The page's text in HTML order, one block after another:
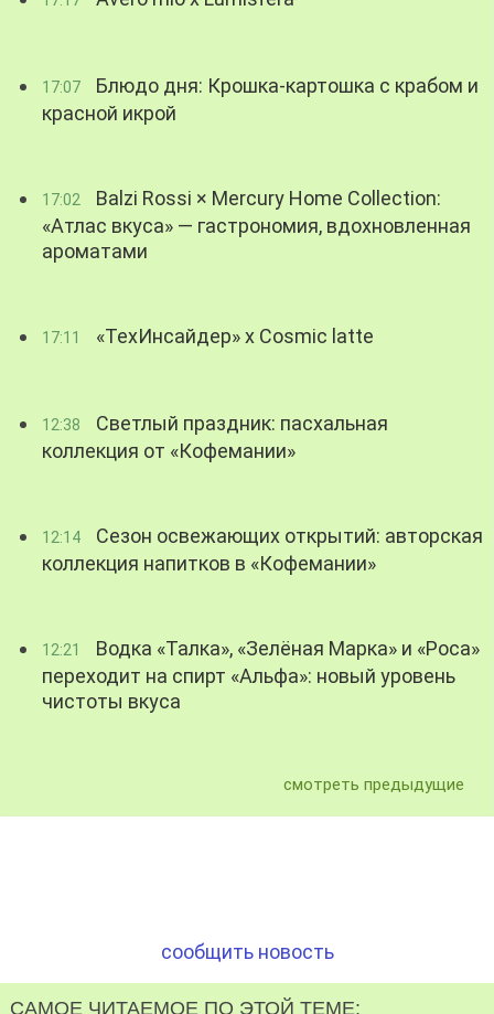
17:07
Блюдо дня: Крошка-картошка с крабом и
красной икрой
17:02
Balzi Rossi × Mercury Home Collection:
«Атлас вкуса» — гастрономия, вдохновленная
ароматами
17:11 «ТехИнсайдер» х Cosmic latte
12:38
Светлый праздник: пасхальная
коллекция от «Кофемании»
12:14
Сезон освежающих открытий: авторская
коллекция напитков в «Кофемании»
12:21
Водка «Талка», «Зелёная Марка» и «Роса»
переходит на спирт «Альфа»: новый уровень
чистоты вкуса
смотреть предыдущие
сообщить новость
САМОЕ ЧИТАЕМОЕ ПО ЭТОЙ ТЕМЕ: